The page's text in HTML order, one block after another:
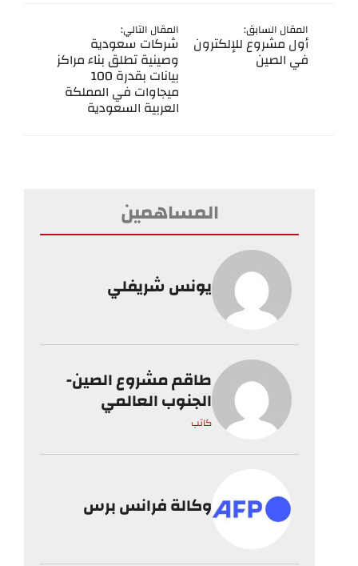
المقال السابق:
أول مشروع للإلكترون
في الصين
المقال التالي:
شركات سعودية
وصينية تطلق بناء مراكز
بيانات بقدرة 100
ميجاوات في المملكة
العربية السعودية
المساهمين
يونس شريفلي
طاقم مشروع الصين-
الجنوب العالمي
كاتب
وكالة فرانس برس